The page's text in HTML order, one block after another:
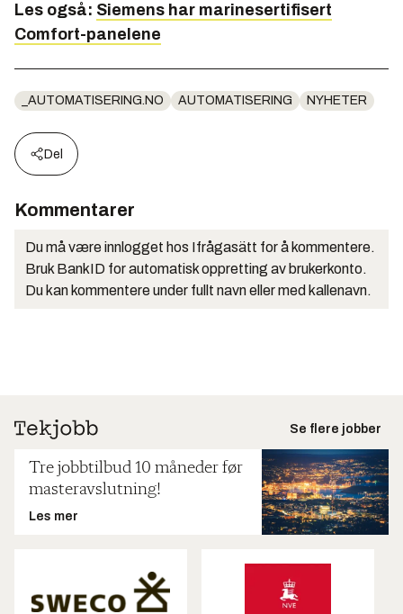
Les også: Siemens har marinesertifisert
Comfort-panelene
_AUTOMATISERING.NO AUTOMATISERING NYHETER
Del
Kommentarer
Du må være innlogget hos Ifrågasätt for å kommentere.
Bruk BankID for automatisk oppretting av brukerkonto.
Du kan kommentere under fullt navn eller med kallenavn.
Se flere jobber
Tre jobbtilbud 10 måneder før
masteravslutning!
Les mer